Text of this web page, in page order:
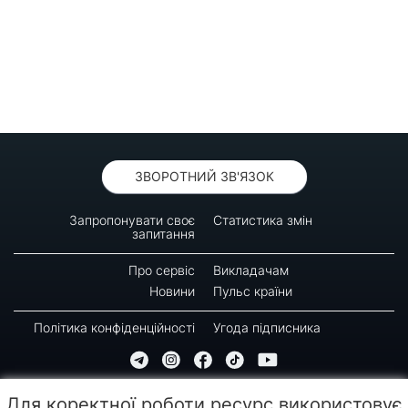
ЗВОРОТНИЙ ЗВ'ЯЗОК
Запропонувати своє
запитання
Статистика змін
Про сервіс
Викладачам
Новини
Пульс країни
Політика конфіденційності Угода підписника